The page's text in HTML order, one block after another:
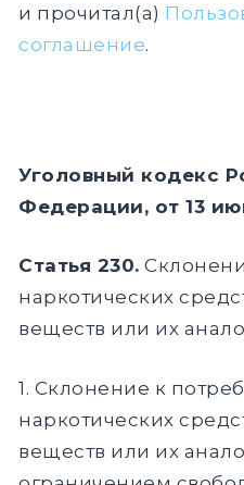
и прочитал(а)
соглашение.
Уголовный кодекс
Федерации, от 13
Статья 230.
наркотических
веществ или их
1. Склонение к
наркотических
веществ или их